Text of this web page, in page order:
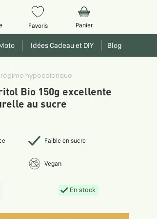
Favoris Panier
Idées Cadeau et DIY Blog
régime hypocalorique
Bio 150g excellente
au sucre
Faible en sucre
Vegan
En stock